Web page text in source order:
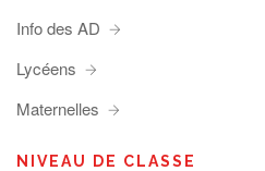
Info des AD
Lycéens
Maternelles
NIVEAU DE CLASSE